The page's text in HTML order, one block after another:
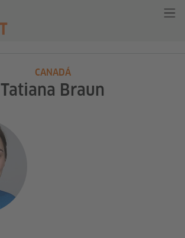
CANADÁ
Tatiana Braun